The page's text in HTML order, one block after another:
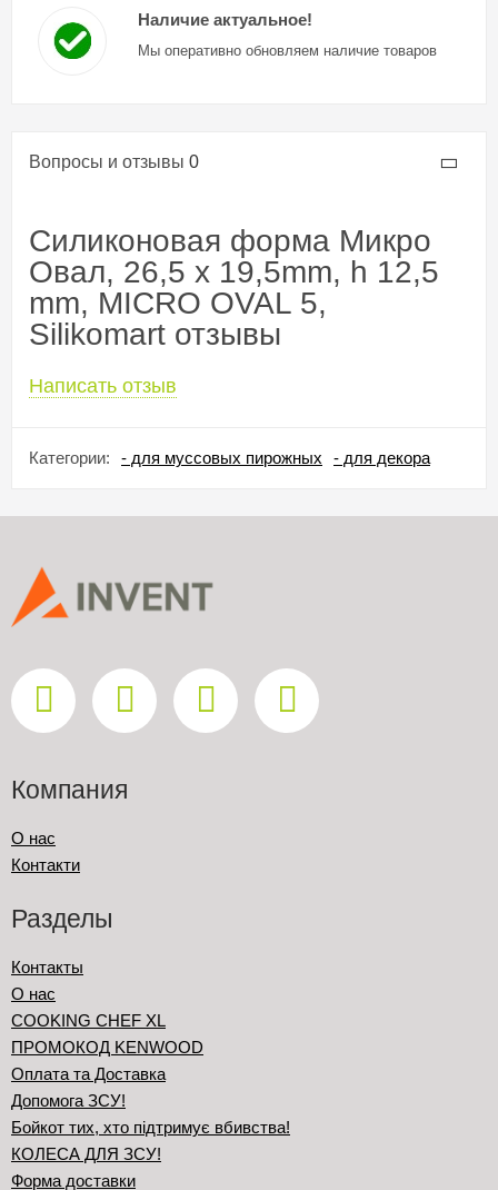
Наличие актуальное!
Мы оперативно обновляем наличие товаров
Вопросы и отзывы 0
Силиконовая форма Микро
Овал, 26,5 x 19,5mm, h 12,5
mm, MICRO OVAL 5,
Silikomart отзывы
Написать отзыв
Категории: - для муссовых пирожных - для декора
Компания
О нас
Контакти
Разделы
Контакты
О нас
COOKING CHEF XL
ПРОМОКОД KENWOOD
Оплата та Доставка
Допомога ЗСУ!
Бойкот тих, хто підтримує вбивства!
КОЛЕСА ДЛЯ ЗСУ!
Форма доставки